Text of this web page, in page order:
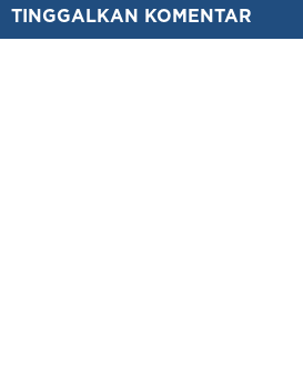
TINGGALKAN KOMENTAR